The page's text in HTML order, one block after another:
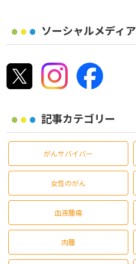
ソーシャルメディア
記事カテゴリー
がんサバイバー
女性のがん
血液腫瘍
肉腫